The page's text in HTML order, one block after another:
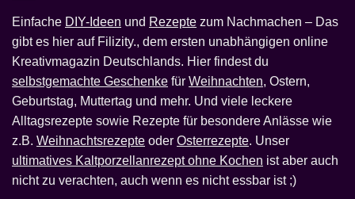
Einfache DIY-Ideen und Rezepte zum Nachmachen – Das
gibt es hier auf Filizity., dem ersten unabhängigen online
Kreativmagazin Deutschlands. Hier findest du
selbstgemachte Geschenke für Weihnachten, Ostern,
Geburtstag, Muttertag und mehr. Und viele leckere
Alltagsrezepte sowie Rezepte für besondere Anlässe wie
z.B. Weihnachtsrezepte oder Osterrezepte. Unser
ultimatives Kaltporzellanrezept ohne Kochen ist aber auch
nicht zu verachten, auch wenn es nicht essbar ist ;)